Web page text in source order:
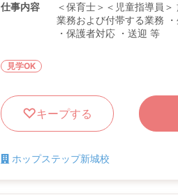
仕事内容
＜保育士＞＜児童指導員
業務および付帯する業務
・保護者対応 ・送迎 等
見学OK
キープする
ホップステップ新城校